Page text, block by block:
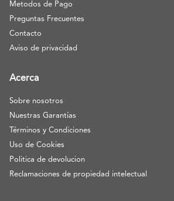
Metodos de Pago
Preguntas Frecuentes
Contacto
Aviso de privacidad
Acerca
Sobre nosotros
Nuestras Garantías
Términos y Condiciones
Uso de Cookies
Politica de devolucion
Reclamaciones de propiedad intelectual